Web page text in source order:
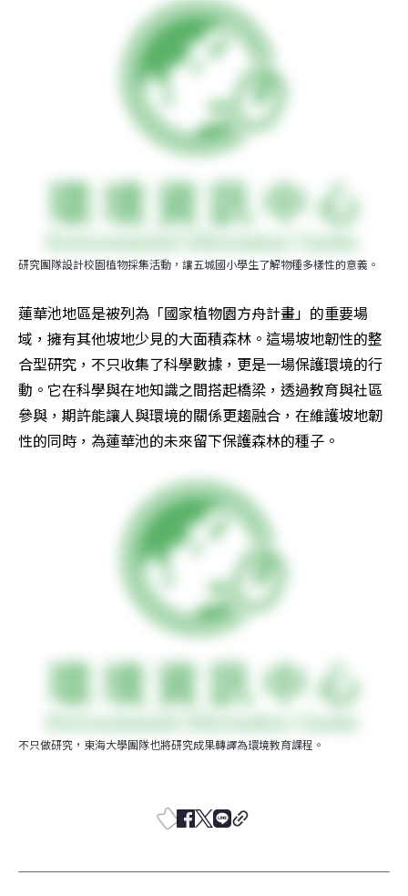
研究團隊設計校園植物採集活動，讓五城國小學生了解物種多樣性的意義。
蓮華池地區是被列為「國家植物園方舟計畫」的重要場
域，擁有其他坡地少見的大面積森林。這場坡地韌性的整
合型研究，不只收集了科學數據，更是一場保護環境的行
動。它在科學與在地知識之間搭起橋梁，透過教育與社區
參與，期許能讓人與環境的關係更趨融合，在維護坡地韌
性的同時，為蓮華池的未來留下保護森林的種子。
不只做研究，東海大學團隊也將研究成果轉譯為環境教育課程。